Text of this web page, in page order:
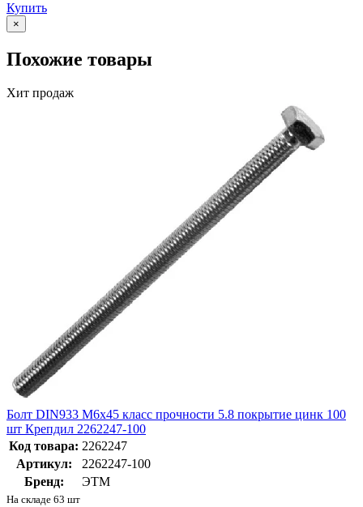
Купить
×
Похожие товары
Хит продаж
Болт DIN933 М6х45 класс прочности 5.8 покрытие цинк 100
шт Крепдил 2262247-100
Код товара: 2262247
Артикул:
2262247-100
Бренд:
ЭТМ
На складе 63 шт